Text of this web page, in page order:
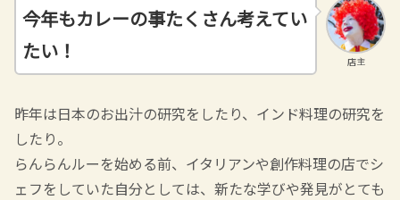
店主
今年もカレーの事たくさん考えてい
たい！
昨年は日本のお出汁の研究をしたり、インド料理の研究を
したり。
らんらんルーを始める前、イタリアンや創作料理の店でシ
ェフをしていた自分としては、新たな学びや発見がとても